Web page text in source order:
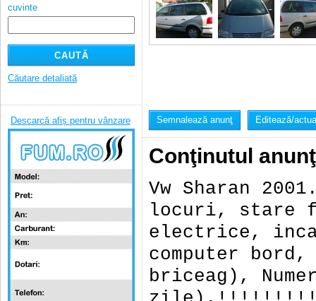
cuvinte
Căutare detaliată
Descarcă afiș pentru vânzare Semnalează anunţ Editează/
Conţinutul
Vw Sharan
locuri, stare
electrice,
computer
briceag),